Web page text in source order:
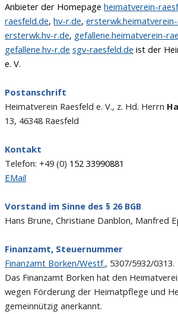
Anbieter der Homepage heimatverein-
raesfeld.de, hv-r.de,
ersterwk.hv-r.de, gefallene.heimatverein-
gefallene.hv-r.de sgv-raesfeld.de ist der
e. V.
Postanschrift
Heimatverein Raesfeld e. V., z. Hd. Herrn
13, 46348 Raesfeld
Kontakt
Telefon: +49 (0) 152 33990881
EMail
Vorstand im Sinne des § 26 BGB
Hans Brune, Christiane Danblon, Manfred
Finanzamt, Steuernummer
Finanzamt Borken/Westf., 5307/5932/0313.
Das Finanzamt Borken hat den
wegen Förderung der Heimatpflege und
gemeinnützig anerkannt.